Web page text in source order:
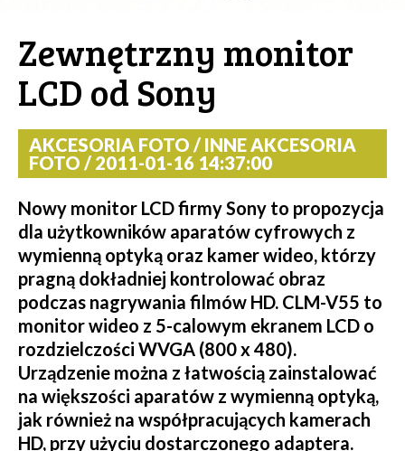
Zewnętrzny monitor
LCD od Sony
AKCESORIA FOTO / INNE AKCESORIA
FOTO / 2011-01-16 14:37:00
Nowy monitor LCD firmy Sony to propozycja
dla użytkowników aparatów cyfrowych z
wymienną optyką oraz kamer wideo, którzy
pragną dokładniej kontrolować obraz
podczas nagrywania filmów HD. CLM-V55 to
monitor wideo z 5-calowym ekranem LCD o
rozdzielczości WVGA (800 x 480).
Urządzenie można z łatwością zainstalować
na większości aparatów z wymienną optyką,
jak również na współpracujących kamerach
HD, przy użyciu dostarczonego adaptera.